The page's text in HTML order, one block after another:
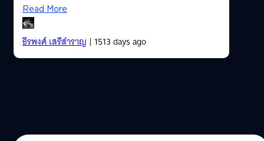
Read More
ธีรพงศ์ เสรีสำราญ | 1513 days ago